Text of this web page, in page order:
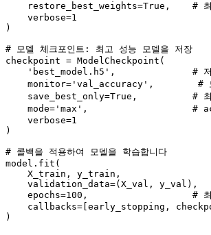
    restore_best_weights=
True , #
    verbose=
1
)
# 모델 체크포인트: 최고 성능 모델을 저장
checkpoint = ModelCheckpoint(
'best_model.h5' , #
    monitor=
'val_accuracy' , #
    save_best_only=
True , #
    mode=
'max' , #
    verbose=
1
)
# 콜백을 적용하여 모델을 학습합니다
model.fit(
    X_train, y_train,
    validation_data=(X_val, y_val),
    epochs=
100 , #
callbacks=[early_stopping,